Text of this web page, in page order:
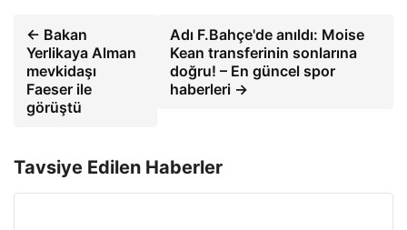
← Bakan
Yerlikaya Alman
mevkidaşı
Faeser ile
görüştü
Adı F.Bahçe'de anıldı: Moise
Kean transferinin sonlarına
doğru! – En güncel spor
haberleri →
Tavsiye Edilen Haberler